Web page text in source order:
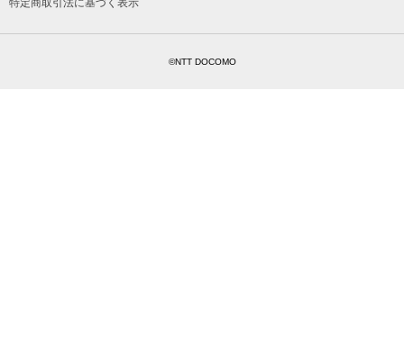
特定商取引法に基づく表示
©NTT DOCOMO